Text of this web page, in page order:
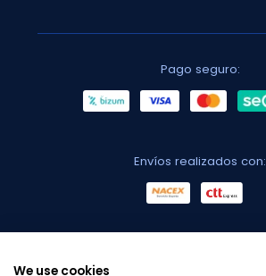
Pago seguro:
Envíos realizados con:
We use cookies